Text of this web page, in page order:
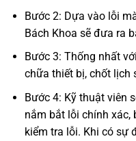
Bước 2: Dựa vào lỗi
Bách Khoa sẽ đưa ra
Bước 3: Thống nhất
chữa thiết bị, chốt lịch
Bước 4: Kỹ thuật viên
nắm bắt lỗi chính xác,
kiểm tra lỗi. Khi có sự